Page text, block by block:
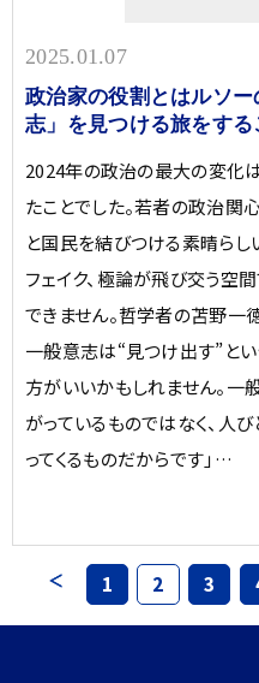
2025.01.07
政治家の役割とはルソ
志」を見つける旅をする
2024年の政治の最大の変化
たことでした。若者の政治関
と国民を結びつける素晴らし
フェイク、極論が飛び交う空
できません。哲学者の苫野一
一般意志は“見つけ出す”とい
方がいいかもしれません。一
がっているものではなく、人
ってくるものだからです」…
1 2 3